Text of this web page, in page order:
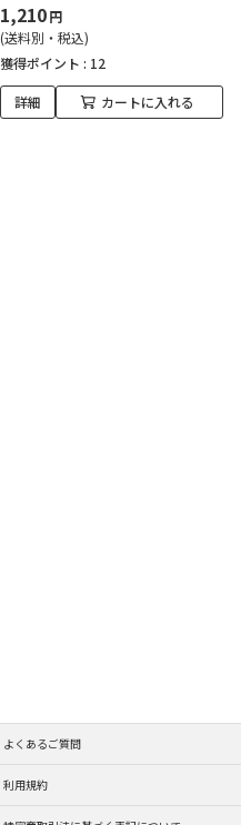
1,210円
(送料別・税込)
獲得ポイント : 12
詳細 カートに入れる
よくあるご質問
利用規約